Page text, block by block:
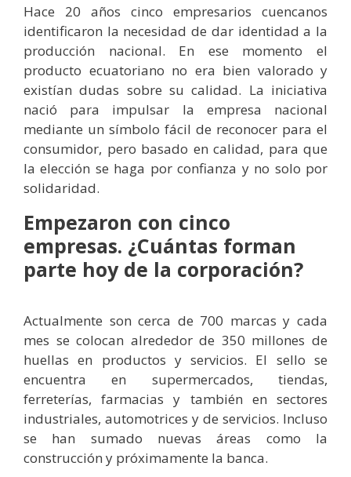
Hace 20 años cinco empresarios cuencanos
identificaron la necesidad de dar identidad a la
producción nacional. En ese momento el
producto ecuatoriano no era bien valorado y
existían dudas sobre su calidad. La iniciativa
nació para impulsar la empresa nacional
mediante un símbolo fácil de reconocer para el
consumidor, pero basado en calidad, para que
la elección se haga por confianza y no solo por
solidaridad.
Empezaron con cinco
empresas. ¿Cuántas forman
parte hoy de la corporación?
Actualmente son cerca de 700 marcas y cada
mes se colocan alrededor de 350 millones de
huellas en productos y servicios. El sello se
encuentra en supermercados, tiendas,
ferreterías, farmacias y también en sectores
industriales, automotrices y de servicios. Incluso
se han sumado nuevas áreas como la
construcción y próximamente la banca.